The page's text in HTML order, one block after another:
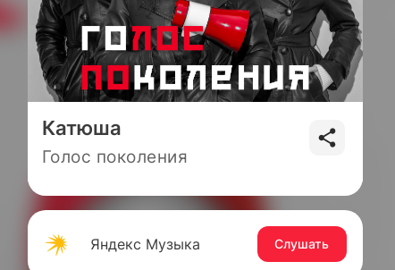
Катюша
Голос поколения
Яндекс Музыка Слушать